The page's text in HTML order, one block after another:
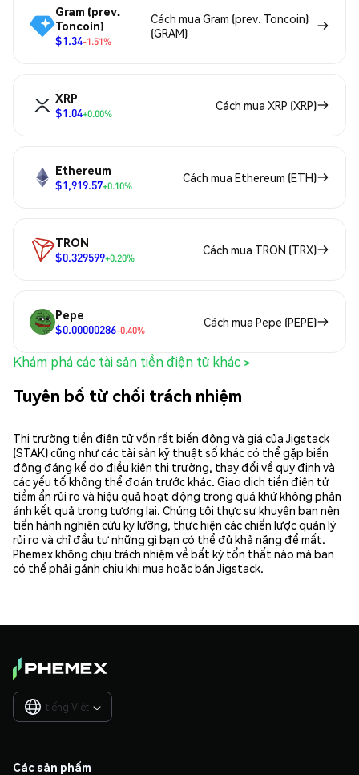
Gram (prev.
Toncoin)
$1.34-1.51%
Cách mua Gram (prev. Toncoin)
(GRAM)
XRP
$1.04+0.00%
Cách mua XRP (XRP)
Ethereum
$1,919.57+0.10%
Cách mua Ethereum (ETH)
TRON
$0.329599+0.20%
Cách mua TRON (TRX)
Pepe
$0.00000286-0.40%
Cách mua Pepe (PEPE)
Khám phá các tài sản tiền điện tử khác >
Tuyên bố từ chối trách nhiệm
Thị trường tiền điện tử vốn rất biến động và giá của Jigstack
(STAK) cũng như các tài sản kỹ thuật số khác có thể gặp biến
động đáng kể do điều kiện thị trường, thay đổi về quy định và
các yếu tố không thể đoán trước khác. Giao dịch tiền điện tử
tiềm ẩn rủi ro và hiệu quả hoạt động trong quá khứ không phản
ánh kết quả trong tương lai. Chúng tôi thực sự khuyên bạn nên
tiến hành nghiên cứu kỹ lưỡng, thực hiện các chiến lược quản lý
rủi ro và chỉ đầu tư những gì bạn có thể đủ khả năng để mất.
Phemex không chịu trách nhiệm về bất kỳ tổn thất nào mà bạn
có thể phải gánh chịu khi mua hoặc bán Jigstack.
tiếng Việt 
Các sản phẩm